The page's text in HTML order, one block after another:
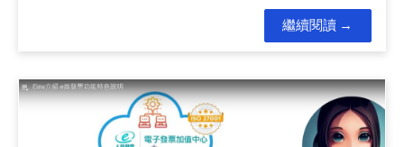
繼續閱讀